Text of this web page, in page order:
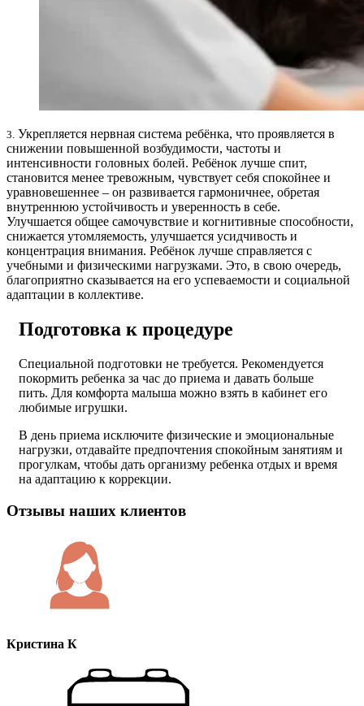
3. Укрепляется нервная система ребёнка, что проявляется в
снижении повышенной возбудимости, частоты и
интенсивности головных болей. Ребёнок лучше спит,
становится менее тревожным, чувствует себя спокойнее и
уравновешеннее – он развивается гармоничнее, обретая
внутреннюю устойчивость и уверенность в себе.
Улучшается общее самочувствие и когнитивные способности,
снижается утомляемость, улучшается усидчивость и
концентрация внимания. Ребёнок лучше справляется с
учебными и физическими нагрузками. Это, в свою очередь,
благоприятно сказывается на его успеваемости и социальной
адаптации в коллективе.
Подготовка к процедуре
Специальной подготовки не требуется. Рекомендуется
покормить ребенка за час до приема и давать больше
пить. Для комфорта малыша можно взять в кабинет его
любимые игрушки.
В день приема исключите физические и эмоциональные
нагрузки, отдавайте предпочтения спокойным занятиям и
прогулкам, чтобы дать организму ребенка отдых и время
на адаптацию к коррекции.
Отзывы наших клиентов
Кристина К